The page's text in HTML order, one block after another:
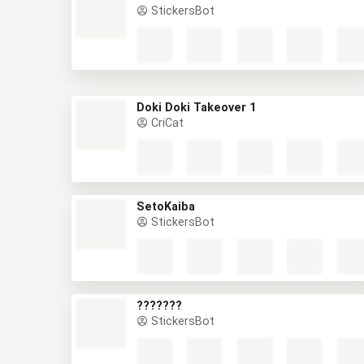
StickersBot
Doki Doki Takeover 1
CriCat
SetoKaiba
StickersBot
???????
StickersBot